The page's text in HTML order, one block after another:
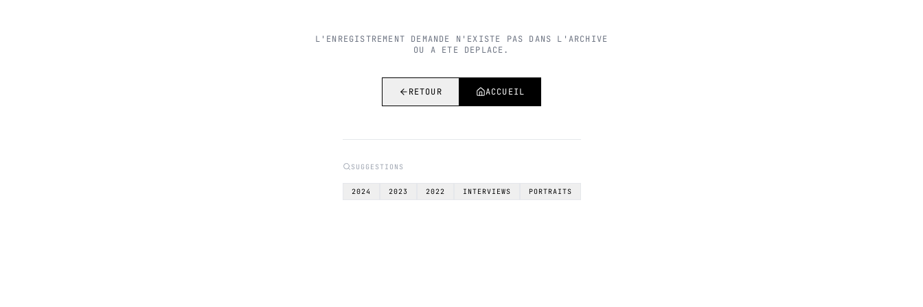
L'ENREGISTREMENT DEMANDE N'EXISTE PAS DANS L'ARCHIVE
OU A ETE DEPLACE.
RETOUR ACCUEIL
SUGGESTIONS
2024 2023 2022 INTERVIEWS PORTRAITS